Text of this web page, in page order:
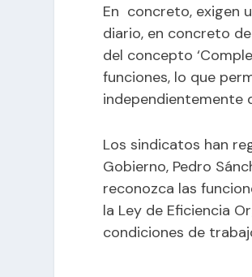
En concreto, exigen
diario, en concreto
del concepto
funciones, lo que
independientemente
Los sindicatos han
Gobierno, Pedro
reconozca las
la Ley de Eficiencia
condiciones de